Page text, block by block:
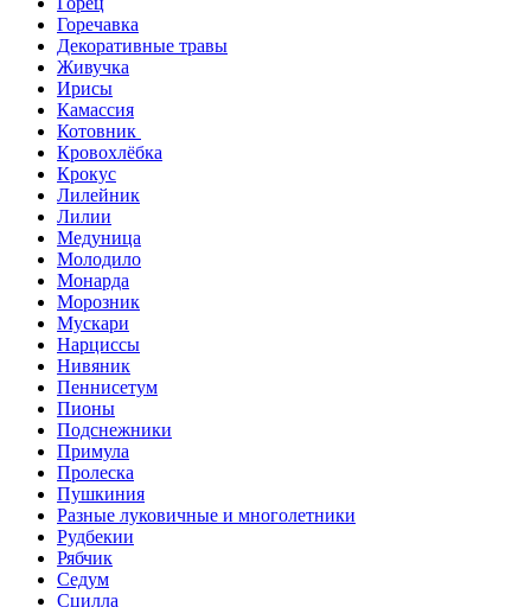
Горечавка
Декоративные травы
Живучка
Ирисы
Камассия
Котовник
Кровохлёбка
Крокус
Лилейник
Лилии
Медуница
Молодило
Монарда
Морозник
Мускари
Нарциссы
Нивяник
Пеннисетум
Пионы
Подснежники
Примула
Пролеска
Пушкиния
Разные луковичные и многолетники
Рудбекии
Рябчик
Седум
Сцилла